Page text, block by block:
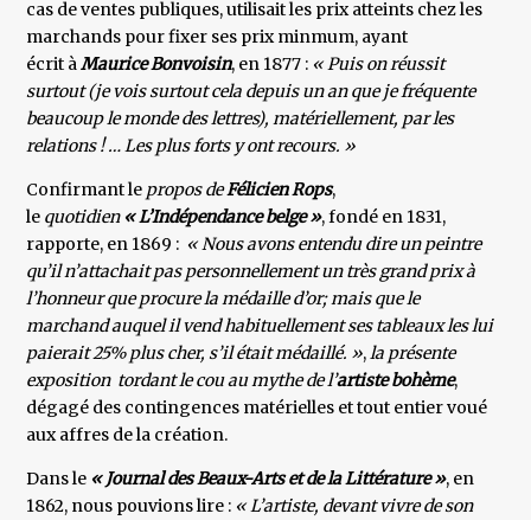
cas de ventes publiques, utilisait les prix atteints chez les
marchands pour fixer ses prix minmum, ayant
écrit àMaurice Bonvoisin, en 1877 : « Puis on réussit
surtout (je vois surtout cela depuis un an que je fréquente
beaucoup le monde des lettres), matériellement, par les
relations ! … Les plus forts y ont recours. »
Confirmant le propos deFélicien Rops,
le quotidien « L’Indépendance belge », fondé en 1831,
rapporte, en 1869 : « Nous avons entendu dire un peintre
qu’il n’attachait pas personnellement un très grand prix à
l’honneur que procure la médaille d’or; mais que le
marchand auquel il vend habituellement ses tableaux les lui
paierait 25% plus cher, s’il était médaillé. »,la présente
exposition tordant le cou au mythe de l’artiste bohème,
dégagé des contingences matérielles et tout entier voué
aux affres de la création.
Dans le « Journal des Beaux-Arts et de la Littérature », en
1862, nous pouvions lire : « L’artiste, devant vivre de son